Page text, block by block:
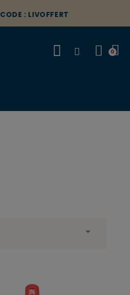
CODE : LIVOFFERT
